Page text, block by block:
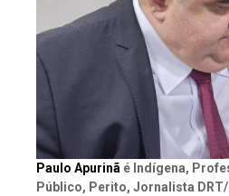
Paulo Apurinã é Indígena,
Público, Perito, Jornalista